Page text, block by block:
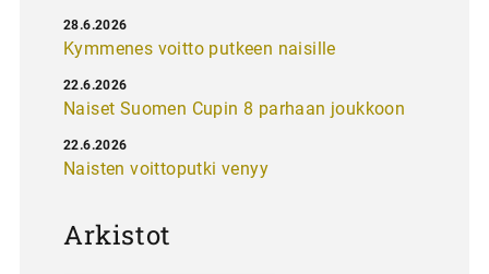
Kymmenes voitto putkeen naisille
28.6.2026
Naiset Suomen Cupin 8 parhaan joukkoon
22.6.2026
Naisten voittoputki venyy
22.6.2026
Arkistot